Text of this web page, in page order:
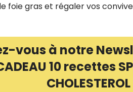
foie gras et régaler vos
vous à notre
10 recettes